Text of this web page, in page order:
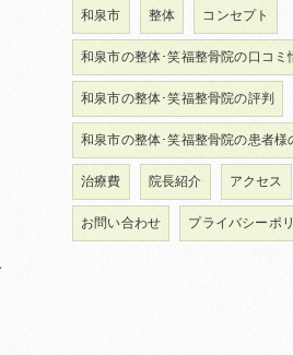
和泉市 整体 コンセプト
和泉市の整体･笑福整骨院の口コミ
和泉市の整体･笑福整骨院の評判
和泉市の整体･笑福整骨院の患者様
治療費 院長紹介 アクセス
お問い合わせ プライバシーポ